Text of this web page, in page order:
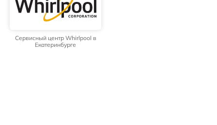
Сервисный центр Whirlpool в
Екатеринбурге